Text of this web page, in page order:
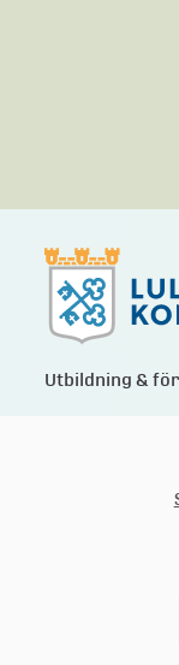
L
Utbildning &